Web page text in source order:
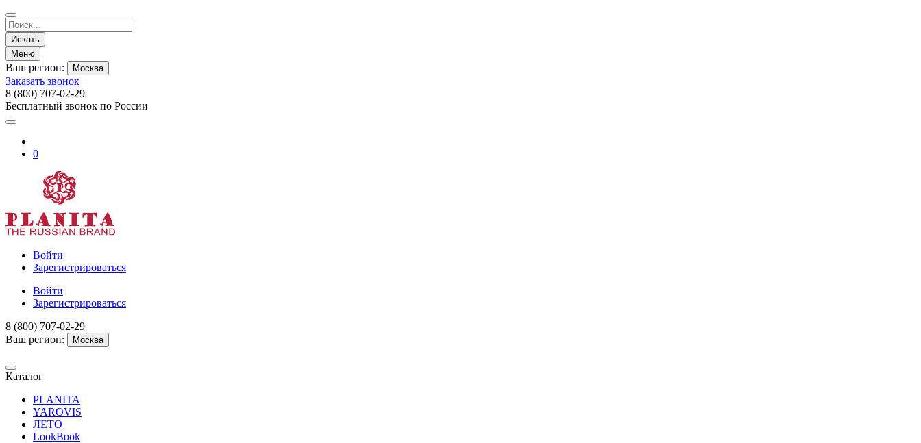
Искать
Меню
Ваш регион: Москва
Заказать звонок
8 (800) 707-02-29
Бесплатный звонок по России
0
Войти
Зарегистрироваться
Войти
Зарегистрироваться
8 (800) 707-02-29
Ваш регион:
Москва
Каталог
PLANITA
YAROVIS
ЛЕТО
LookBook